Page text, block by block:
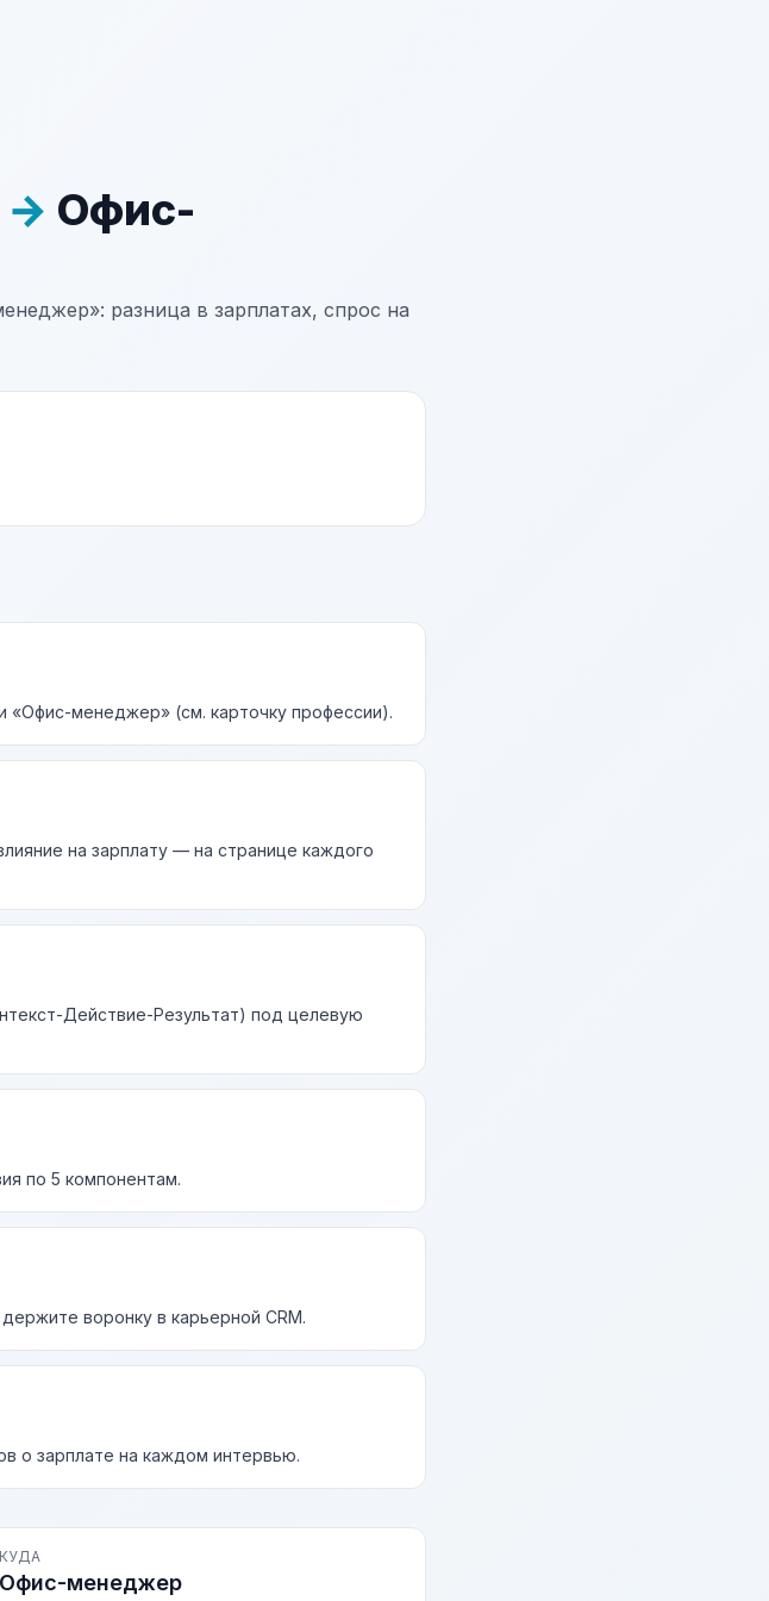
→ Офис-
разница в зарплатах, спрос на
«Офис-менеджер» (см. карточку профессии).
на зарплату — на странице каждого
Действие-Результат) под целевую
по 5 компонентам.
воронку в карьерной CRM.
о зарплате на каждом интервью.
КУДА
Офис-менеджер